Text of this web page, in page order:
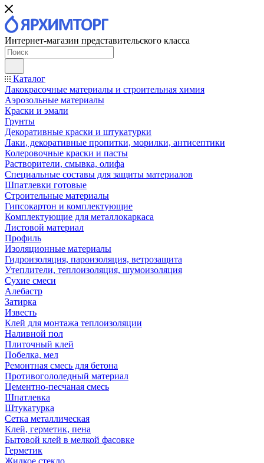
Интернет-магазин представительского класса
Каталог
Лакокрасочные материалы и строительная химия
Аэрозольные материалы
Краски и эмали
Грунты
Декоративные краски и штукатурки
Лаки, декоративные пропитки, морилки, антисептики
Колеровочные краски и пасты
Растворители, смывка, олифа
Специальные составы для защиты материалов
Шпатлевки готовые
Строительные материалы
Гипсокартон и комплектующие
Комплектующие для металлокаркаса
Листовой материал
Профиль
Изоляционные материалы
Гидроизоляция, пароизоляция, ветрозащита
Утеплители, теплоизоляция, шумоизоляция
Сухие смеси
Алебастр
Затирка
Известь
Клей для монтажа теплоизоляции
Наливной пол
Плиточный клей
Побелка, мел
Ремонтная смесь для бетона
Противогололедный материал
Цементно-песчаная смесь
Шпатлевка
Штукатурка
Сетка металлическая
Клей, герметик, пена
Бытовой клей в мелкой фасовке
Герметик
Жидкое стекло